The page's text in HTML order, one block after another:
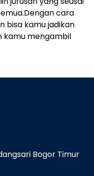
cara
bisa kamu jadikan
kamu mengambil
Bogor Timur